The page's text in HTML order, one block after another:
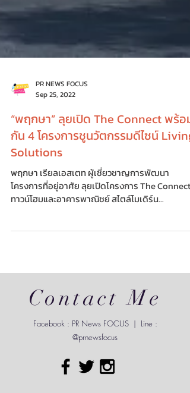
Sep 25, 2022
“พฤกษา” ลุยเปิด The Connect พร้อม
กัน 4 โครงการชูนวัตกรรมดีไซน์ Living
Solutions
พฤกษา เรียลเอสเตท ผู้เชี่ยวชาญการพัฒนา
Contact Me
@prnewsfocus